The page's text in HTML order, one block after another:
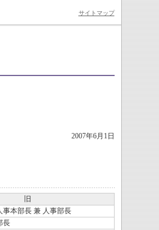
サイトマップ
2007年6月1日
旧
事本部長 兼 人事部長
長